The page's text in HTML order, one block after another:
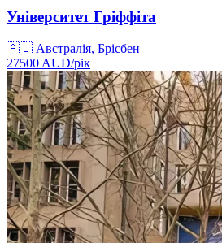
Університет Гріффіта
🇦🇺 Австралія, Брісбен
27500 AUD/рік